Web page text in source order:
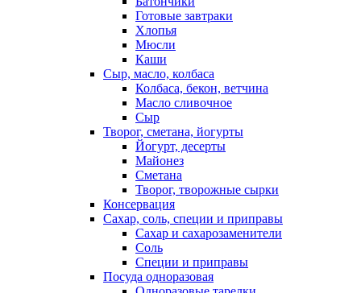
Готовые завтраки
Хлопья
Мюсли
Каши
Сыр, масло, колбаса
Колбаса, бекон, ветчина
Масло сливочное
Сыр
Творог, сметана, йогурты
Йогурт, десерты
Майонез
Сметана
Творог, творожные сырки
Консервация
Сахар, соль, специи и приправы
Сахар и сахарозаменители
Соль
Специи и приправы
Посуда одноразовая